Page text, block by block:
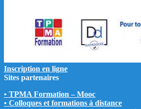
Inscription en ligne
Sites partenaires
• TPMA Formation – Mooc
• Colloques et formations à distance